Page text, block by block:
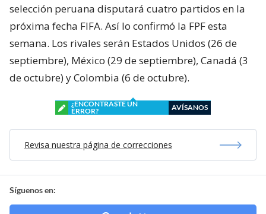
selección peruana disputará cuatro partidos en la
próxima fecha FIFA. Así lo confirmó la FPF esta
semana. Los rivales serán Estados Unidos (26 de
septiembre), México (29 de septiembre), Canadá (3
de octubre) y Colombia (6 de octubre).
¿ENCONTRASTE UN
ERROR?
AVÍSANOS
Revisa nuestra página de correcciones
Síguenos en: